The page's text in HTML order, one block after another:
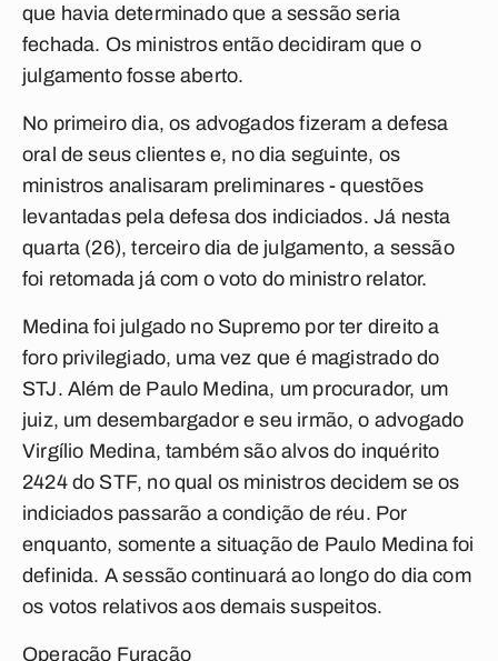
que havia determinado que a sessão seria
fechada. Os ministros então decidiram que o
julgamento fosse aberto.
No primeiro dia, os advogados fizeram a defesa
oral de seus clientes e, no dia seguinte, os
ministros analisaram preliminares - questões
levantadas pela defesa dos indiciados. Já nesta
quarta (26), terceiro dia de julgamento, a sessão
foi retomada já com o voto do ministro relator.
Medina foi julgado no Supremo por ter direito a
foro privilegiado, uma vez que é magistrado do
STJ. Além de Paulo Medina, um procurador, um
juiz, um desembargador e seu irmão, o advogado
Virgílio Medina, também são alvos do inquérito
2424 do STF, no qual os ministros decidem se os
indiciados passarão a condição de réu. Por
enquanto, somente a situação de Paulo Medina foi
definida. A sessão continuará ao longo do dia com
os votos relativos aos demais suspeitos.
Operação Furacão